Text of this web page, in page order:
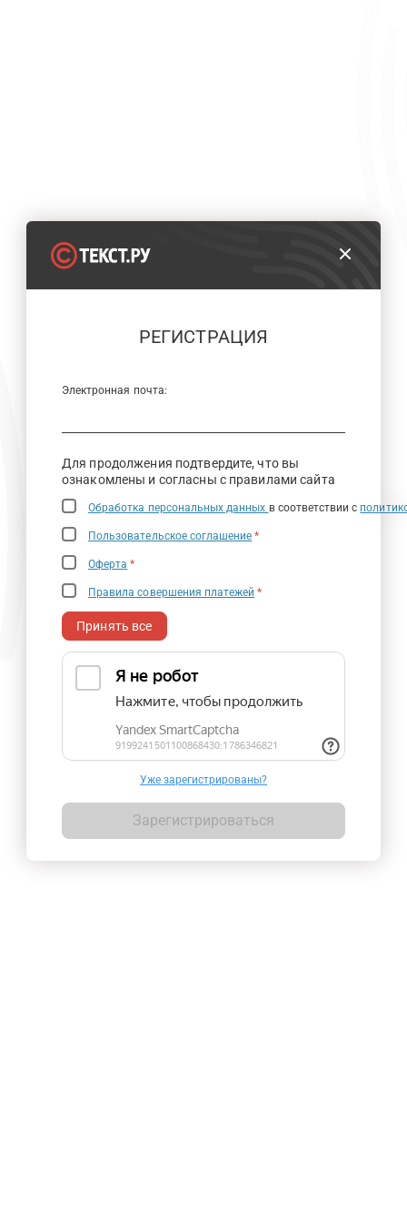
РЕГИСТРАЦИЯ
Электронная почта:
Для продолжения подтвердите, что вы
ознакомлены и согласны с правилами сайта
Обработка персональных данных в соответствии с
Пользовательское соглашение *
Оферта *
Правила совершения платежей *
Принять все
Уже зарегистрированы?
Зарегистрироваться